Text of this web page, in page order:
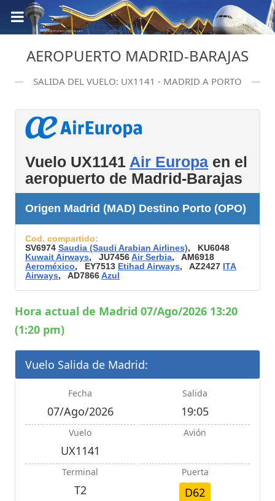
AEROPUERTO MADRID-BARAJAS
SALIDA DEL VUELO: UX1141 - MADRID A PORTO
Vuelo UX1141 Air Europa en el
aeropuerto de Madrid-Barajas
Origen Madrid (MAD) Destino Porto (OPO)
Cod. compartido:
SV6974 Saudia (Saudi Arabian Airlines), KU6048
Kuwait Airways, JU7456Air Serbia, AM6918
Aeroméxico, EY7513 Etihad Airways, AZ2427 ITA
Airways, AD7866Azul
Hora actual de Madrid 07/Ago/2026 13:20
(1:20 pm)
Vuelo Salida de Madrid:
Fecha
07/Ago/2026
Salida
19:05
Vuelo
UX1141
Avión
Terminal
T2
Puerta
D62